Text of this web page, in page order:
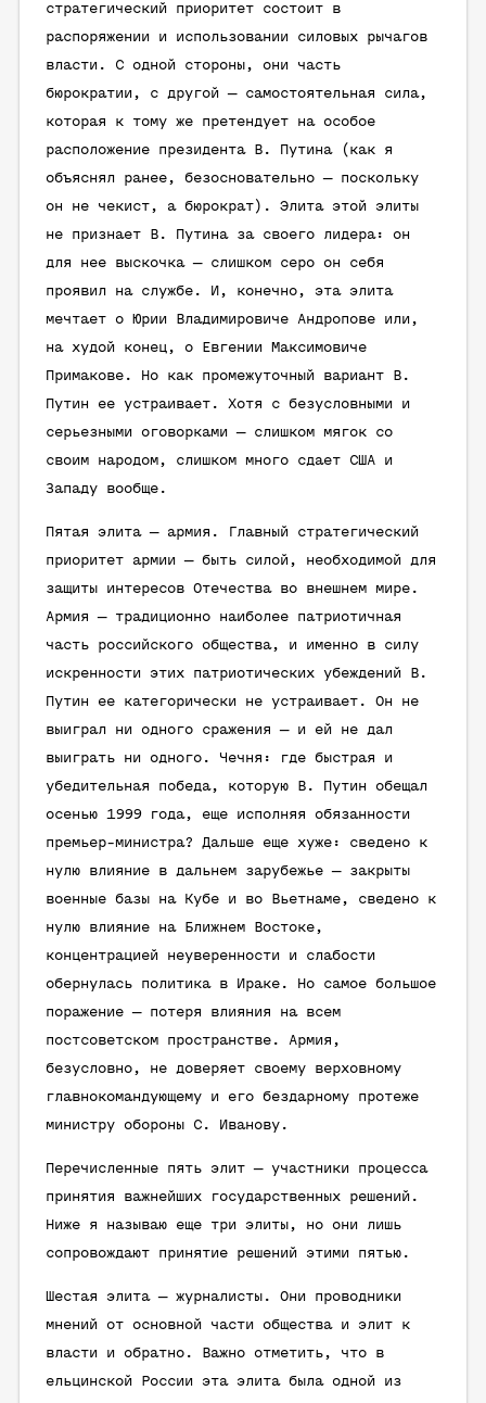
стратегический приоритет состоит в
распоряжении и использовании силовых рычагов
власти. С одной стороны, они часть
бюрократии, с другой — самостоятельная сила,
которая к тому же претендует на особое
расположение президента В. Путина (как я
объяснял ранее, безосновательно — поскольку
он не чекист, а бюрократ). Элита этой элиты
не признает В. Путина за своего лидера: он
для нее выскочка — слишком серо он себя
проявил на службе. И, конечно, эта элита
мечтает о Юрии Владимировиче Андропове или,
на худой конец, о Евгении Максимовиче
Примакове. Но как промежуточный вариант В.
Путин ее устраивает. Хотя с безусловными и
серьезными оговорками — слишком мягок со
своим народом, слишком много сдает США и
Западу вообще.
Пятая элита — армия. Главный стратегический
приоритет армии — быть силой, необходимой для
защиты интересов Отечества во внешнем мире.
Армия — традиционно наиболее патриотичная
часть российского общества, и именно в силу
искренности этих патриотических убеждений В.
Путин ее категорически не устраивает. Он не
выиграл ни одного сражения — и ей не дал
выиграть ни одного. Чечня: где быстрая и
убедительная победа, которую В. Путин обещал
осенью 1999 года, еще исполняя обязанности
премьер-министра? Дальше еще хуже: сведено к
нулю влияние в дальнем зарубежье — закрыты
военные базы на Кубе и во Вьетнаме, сведено к
нулю влияние на Ближнем Востоке,
концентрацией неуверенности и слабости
обернулась политика в Ираке. Но самое большое
поражение — потеря влияния на всем
постсоветском пространстве. Армия,
безусловно, не доверяет своему верховному
главнокомандующему и его бездарному протеже
министру обороны С. Иванову.
Перечисленные пять элит — участники процесса
принятия важнейших государственных решений.
Ниже я называю еще три элиты, но они лишь
сопровождают принятие решений этими пятью.
Шестая элита — журналисты. Они проводники
мнений от основной части общества и элит к
власти и обратно. Важно отметить, что в
ельцинской России эта элита была одной из